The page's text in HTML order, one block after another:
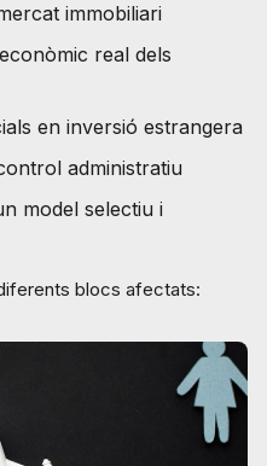
immobiliari
real dels
en inversió estrangera
administratiu
model selectiu i
blocs afectats: